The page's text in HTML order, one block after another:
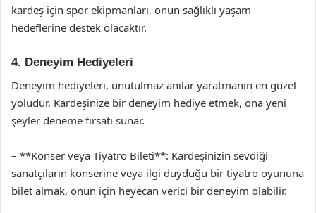
kardeş için spor ekipmanları, onun sağlıklı yaşam
hedeflerine destek olacaktır.
4. Deneyim Hediyeleri
Deneyim hediyeleri, unutulmaz anılar yaratmanın en güzel
yoludur. Kardeşinize bir deneyim hediye etmek, ona yeni
şeyler deneme fırsatı sunar.
– **Konser veya Tiyatro Bileti**: Kardeşinizin sevdiği
sanatçıların konserine veya ilgi duyduğu bir tiyatro oyununa
bilet almak, onun için heyecan verici bir deneyim olabilir.